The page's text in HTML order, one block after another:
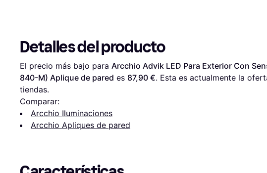
Detalles del producto
El precio más bajo para Arcchio Advik LED Para Exterior Con
840-M) Aplique de pared es 87,90 €. Esta es actualmente la
tiendas.
Comparar:
Arcchio Iluminaciones
Arcchio Apliques de pared